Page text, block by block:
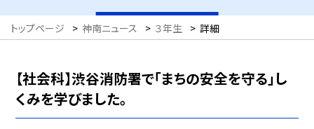
トップページ > 神南ニュース > ３年生 > 詳細
【社会科】渋谷消防署で「まちの安全を守る」し
くみを学びました。